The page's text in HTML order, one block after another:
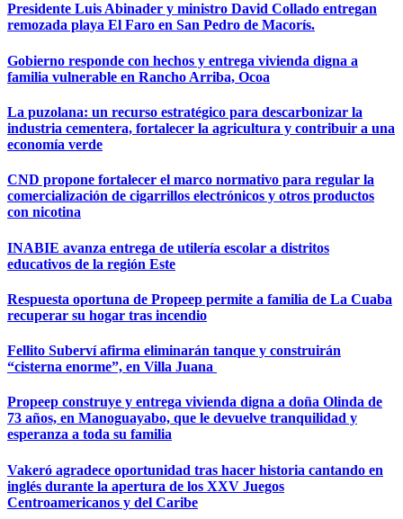
Presidente Luis Abinader y ministro David Collado entregan
remozada playa El Faro en San Pedro de Macorís.
Gobierno responde con hechos y entrega vivienda digna a
familia vulnerable en Rancho Arriba, Ocoa
La puzolana: un recurso estratégico para descarbonizar la
industria cementera, fortalecer la agricultura y contribuir a una
economía verde
CND propone fortalecer el marco normativo para regular la
comercialización de cigarrillos electrónicos y otros productos
con nicotina
INABIE avanza entrega de utilería escolar a distritos
educativos de la región Este
Respuesta oportuna de Propeep permite a familia de La Cuaba
recuperar su hogar tras incendio
Fellito Suberví afirma eliminarán tanque y construirán
“cisterna enorme”, en Villa Juana
Propeep construye y entrega vivienda digna a doña Olinda de
73 años, en Manoguayabo, que le devuelve tranquilidad y
esperanza a toda su familia
Vakeró agradece oportunidad tras hacer historia cantando en
inglés durante la apertura de los XXV Juegos
Centroamericanos y del Caribe